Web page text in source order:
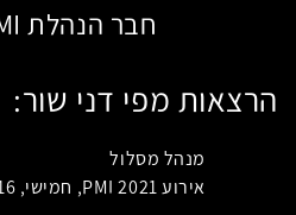
חבר הנהלת PMI ישראל
הרצאות מפי דני שור:
מנהל מסלול
אירוע PMI 2021, חמישי, 16 בדצמבר 2021